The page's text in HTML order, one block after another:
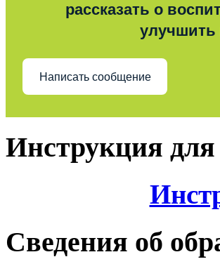
рассказать о
улучшить
Написать сообщение
Инструкция
Сведения об